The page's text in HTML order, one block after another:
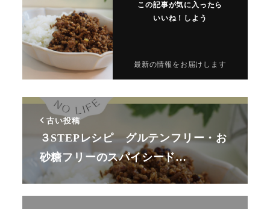
この記事が気に入ったら
いいね！しよう
最新の情報をお届けします
古い投稿
３STEPレシピ グルテンフリー・お
砂糖フリーのスパイシード…